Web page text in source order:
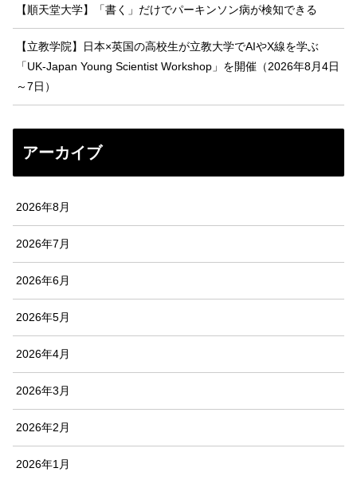
【順天堂大学】「書く」だけでパーキンソン病が検知できる
【立教学院】日本×英国の高校生が立教大学でAIやX線を学ぶ
「UK-Japan Young Scientist Workshop」を開催（2026年8月4日
～7日）
アーカイブ
2026年8月
2026年7月
2026年6月
2026年5月
2026年4月
2026年3月
2026年2月
2026年1月